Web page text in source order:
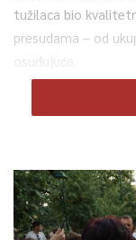
tužilaca bio
presudama – od
osuđujuće.
S druge strane,
Kada je u pitanju
glavnom gradu,